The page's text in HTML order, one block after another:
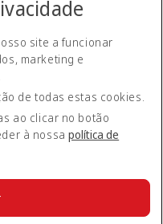
site a funcionar
marketing e
de todas estas cookies.
ao clicar no botão
à nossapolítica de